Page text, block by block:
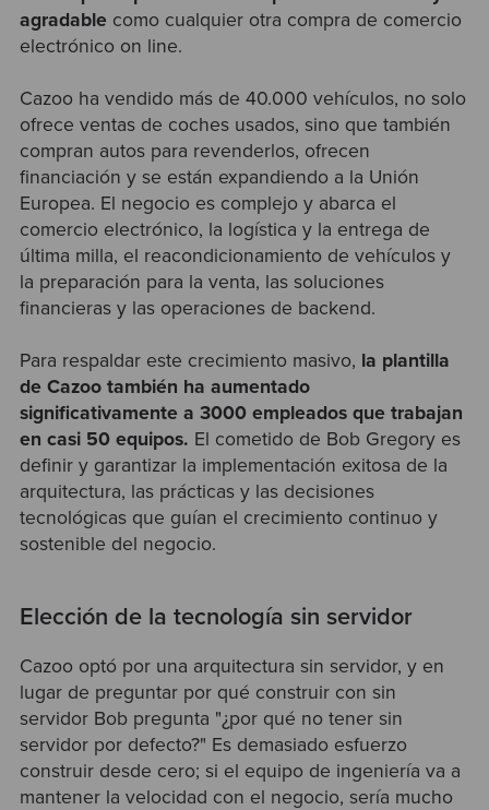
agradablecomo cualquier otra compra de comercio
electrónico on line.
Cazoo ha vendido más de 40.000 vehículos, no solo
ofrece ventas de coches usados, sino que también
compran autos para revenderlos, ofrecen
financiación y se están expandiendo a la Unión
Europea. El negocio es complejo y abarca el
comercio electrónico, la logística y la entrega de
última milla, el reacondicionamiento de vehículos y
la preparación para la venta, las soluciones
financieras y las operaciones de backend.
Para respaldar este crecimiento masivo, la plantilla
de Cazoo también ha aumentado
significativamente a 3000 empleados que trabajan
en casi 50 equipos. El cometido de Bob Gregory es
definir y garantizar la implementación exitosa de la
arquitectura, las prácticas y las decisiones
tecnológicas que guían el crecimiento continuo y
sostenible del negocio.
Elección de la tecnología sin servidor
Cazoo optó por una arquitectura sin servidor, y en
lugar de preguntar por qué construir con sin
servidor Bob pregunta "¿por qué no tener sin
servidor por defecto?" Es demasiado esfuerzo
construir desde cero; si el equipo de ingeniería va a
mantener la velocidad con el negocio, sería mucho